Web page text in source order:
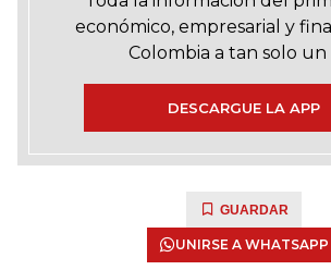
económico, empresarial y
Colombia a tan solo un
DESCARGUE LA APP
GUARDAR
UNIRSE A WHATSAPP